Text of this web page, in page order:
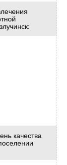
качества